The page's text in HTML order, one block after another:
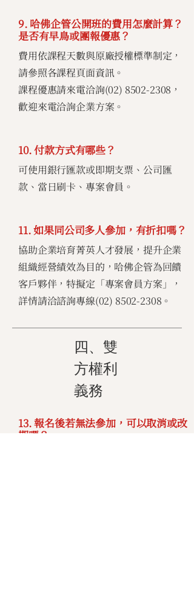
9. 哈佛企管公開班的費用怎麼計算？
是否有早鳥或團報優惠？
費用依課程天數與原廠授權標準制定，
請參照各課程頁面資訊。
課程優惠請來電洽詢(02) 8502-2308 ，
歡迎來電洽詢企業方案。
10. 付款方式有哪些？
可使用銀行匯款或即期支票、公司匯
款、當日刷卡、專案會員。
11. 如果同公司多人參加，有折扣嗎？
協助企業培育菁英人才發展，提升企業
組織經營績效為目的，哈佛企管為回饋
客戶夥伴，特擬定「專案會員方案」，
詳情請洽諮詢專線(02) 8502-2308 。
四、雙
方權利
義務
13. 報名後若無法參加，可以取消或改
期嗎？